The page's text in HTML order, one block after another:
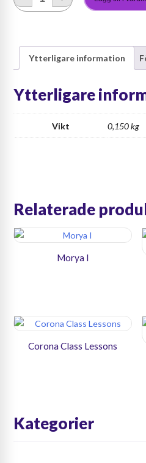
Svenskt
Ytterligare information
Ytterligare
Vikt 0,150 kg
Relaterade
Morya I
Corona Class Lessons
Kategorier